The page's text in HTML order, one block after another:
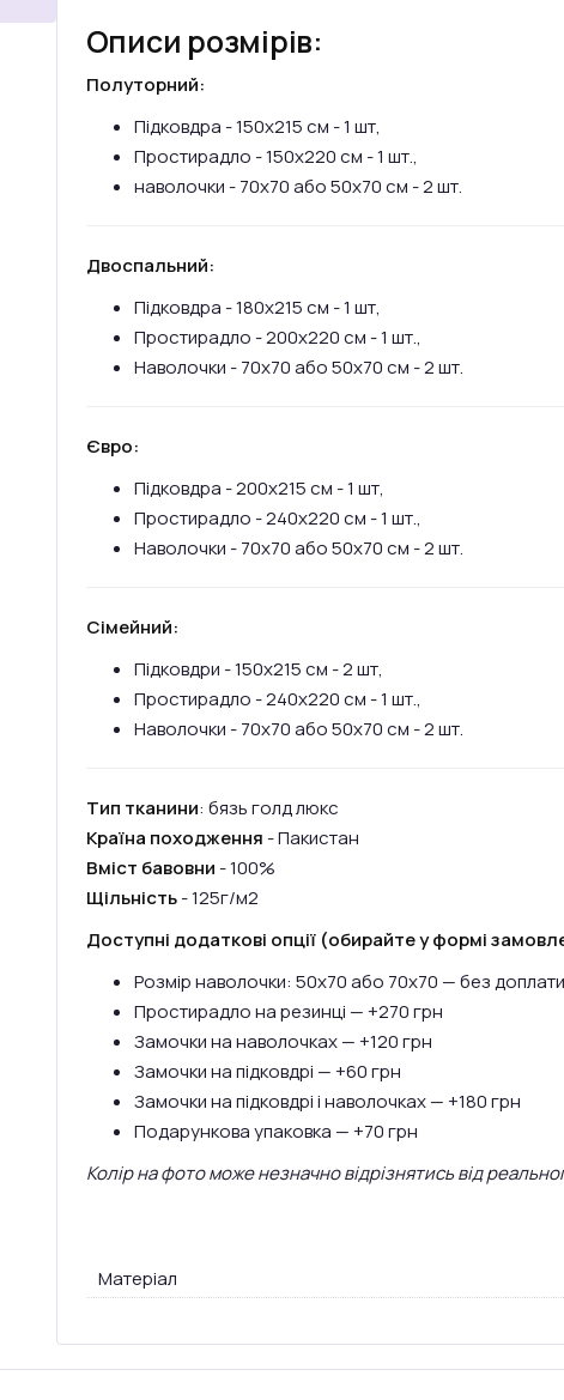
Описи розмірів:
Полуторний:
Підковдра - 150х215 см - 1 шт,
Простирадло - 150х220 см - 1 шт.,
наволочки - 70х70 або 50х70 см - 2 шт.
Двоспальний:
Підковдра - 180х215 см - 1 шт,
Простирадло - 200х220 см - 1 шт.,
Наволочки - 70х70 або 50х70 см - 2 шт.
Євро:
Підковдра - 200х215 см - 1 шт,
Простирадло - 240х220 см - 1 шт.,
Наволочки - 70х70 або 50х70 см - 2 шт.
Сімейний:
Підковдри - 150х215 см - 2 шт,
Простирадло - 240х220 см - 1 шт.,
Наволочки - 70х70 або 50х70 см - 2 шт.
Тип тканини: бязь голд люкс
Країна походження - Пакистан
Вміст бавовни - 100%
Щільність- 125г/м2
Доступні додаткові опції (обирайте у формі
Розмір наволочки: 50х70 або 70х70 — без доплати
Простирадло на резинці — +270 грн
Замочки на наволочках — +120 грн
Замочки на підковдрі — +60 грн
Замочки на підковдрі і наволочках — +180 грн
Подарункова упаковка — +70 грн
Колір на фото може незначно відрізнятись від
Матеріал